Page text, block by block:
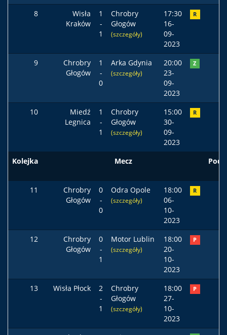
8
Wisła
Kraków
1
-
1
Chrobry
Głogów
(szczegóły)
17:30
16-
09-
2023
R
9
Chrobry
Głogów
1
-
0
Arka Gdynia
(szczegóły)
20:00
23-
09-
2023
Z
10
Miedź
Legnica
1
-
1
Chrobry
Głogów
(szczegóły)
15:00
30-
09-
2023
R
Kolejka Mecz
11
Chrobry
Głogów
0
-
0
Odra Opole
(szczegóły)
18:00
06-
10-
2023
R
12
Chrobry
Głogów
0
-
1
Motor Lublin
(szczegóły)
18:00
20-
10-
2023
P
13 Wisła Płock
2
-
1
Chrobry
Głogów
(szczegóły)
18:00
27-
10-
2023
P